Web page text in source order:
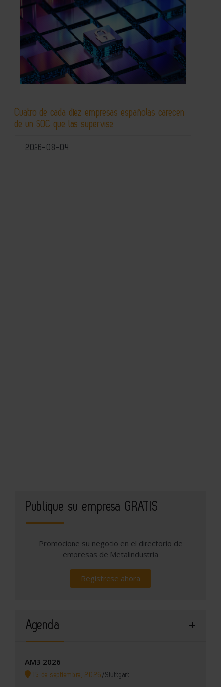
Cuatro de cada diez empresas españolas carecen
de un SOC que las supervise
2026-08-04
Publique su empresa GRATIS
Promocione su negocio en el directorio de
empresas de Metalindustria
Regístrese ahora
Agenda
AMB 2026
15 de septiembre, 2026 /Stuttgart